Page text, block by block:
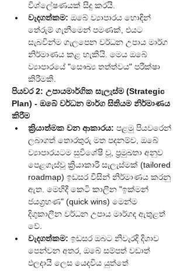
විශ්ලේෂණයක් සිදු කරයි.
වැදගත්කම: ඔබේ ව්‍යාපාරය හොඳින්
තේරුම් ගැනීමෙන් පමණක්, එයට
සැබවින්ම ගැලපෙන වර්ධන උපාය මාර්ග
නිර්මාණය කළ හැකියි. මෙය ඔබේ
ව්‍යාපාරයේ "සෞඛ්‍ය තත්ත්වය" පරීක්ෂා
කිරීමකි.
පියවර 2: උපායමාර්ගික සැලැස්ම (Strategic
Plan) - ඔබේ වර්ධන මාර්ග සිතියම නිර්මාණය
කිරීම
ක්‍රියාත්මක වන ආකාරය: පළමු පියවරෙන්
ලබාගත් තොරතුරු මත පදනම්ව, ඔබේ
ව්‍යාපාරයටම සුවිශේෂී වූ, ප්‍රමුඛතා අනුව
පෙළගැස්වූ ක්‍රියාකාරී සැලැස්මක් (tailored
roadmap) ඉඩසර විසින් නිර්මාණය කරනු
ඇත. මෙහිදී කෙටි කාලීන "ඉක්මන්
ජයග්‍රහණ" (quick wins) මෙන්ම
දිගුකාලීන වර්ධන උපාය මාර්ගද ඇතුළත්
වේ.
වැදගත්කම: ඉඩසර ඔබට නිවැරදි දිශාව
පෙන්වන අතර, ඔබේ සම්පත් වඩාත්
ඵලදායී ලෙස යෙදවිය යුත්තේ